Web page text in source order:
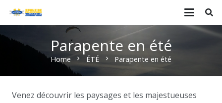
Parapente en été
Home chevron_right ÉTÉ chevron_right Parapente en été
Venez découvrir les paysages et les majestueuses